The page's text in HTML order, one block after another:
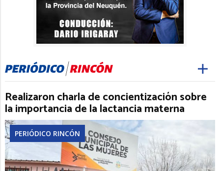
Realizaron charla de concientización sobre
la importancia de la lactancia materna
PERIÓDICO RINCÓN